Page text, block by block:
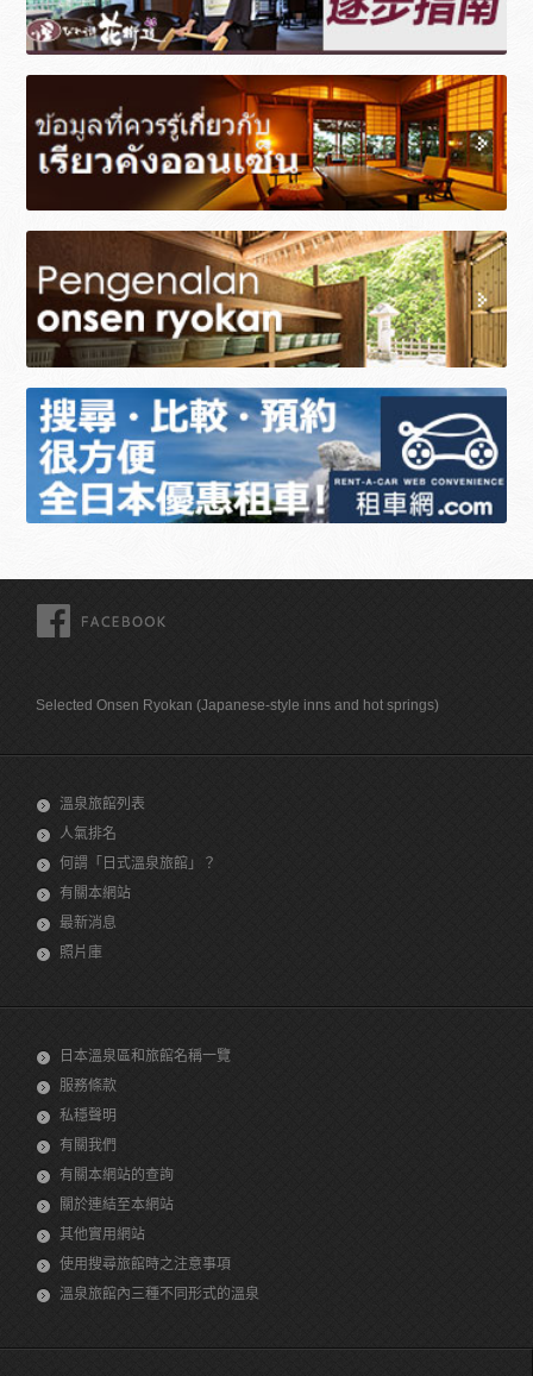
Selected Onsen Ryokan (Japanese-style inns and hot springs)
溫泉旅館列表
人氣排名
何謂「日式溫泉旅館」？
有關本網站
最新消息
照片庫
日本溫泉區和旅館名稱一覽
服務條款
私穩聲明
有關我們
有關本網站的查詢
關於連結至本網站
其他實用網站
使用搜尋旅館時之注意事項
溫泉旅館內三種不同形式的溫泉